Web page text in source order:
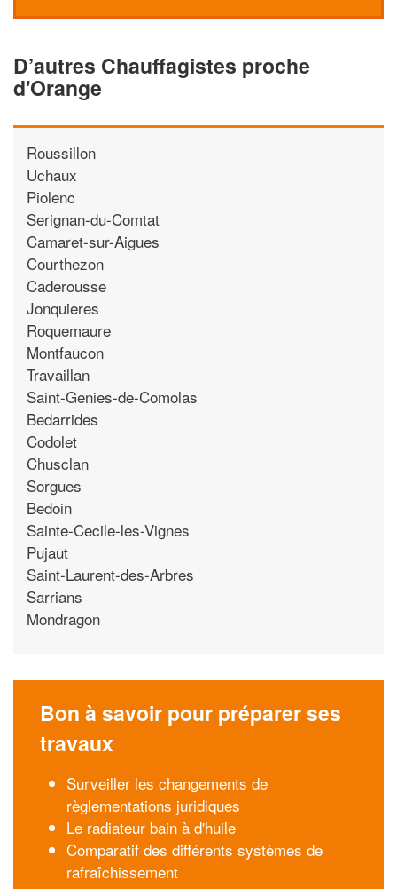
D’autres Chauffagistes proche
d'Orange
Roussillon
Uchaux
Piolenc
Serignan-du-Comtat
Camaret-sur-Aigues
Courthezon
Caderousse
Jonquieres
Roquemaure
Montfaucon
Travaillan
Saint-Genies-de-Comolas
Bedarrides
Codolet
Chusclan
Sorgues
Bedoin
Sainte-Cecile-les-Vignes
Pujaut
Saint-Laurent-des-Arbres
Sarrians
Mondragon
Bon à savoir pour préparer ses
travaux
Surveiller les changements de
règlementations juridiques
Le radiateur bain à d'huile
Comparatif des différents systèmes de
rafraîchissement